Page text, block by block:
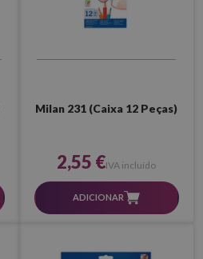
Milan 231 (Caixa 12 Peças)
2,55 €IVA incluído
ADICIONAR